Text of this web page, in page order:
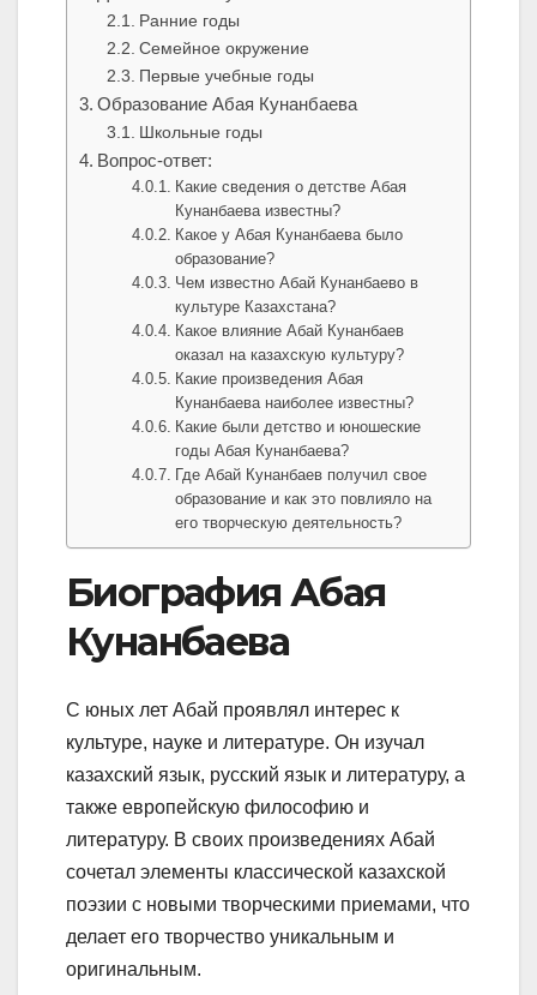
Ранние годы
Семейное окружение
Первые учебные годы
Образование Абая Кунанбаева
Школьные годы
Вопрос-ответ:
Какие сведения о детстве Абая
Кунанбаева известны?
Какое у Абая Кунанбаева было
образование?
Чем известно Абай Кунанбаево в
культуре Казахстана?
Какое влияние Абай Кунанбаев
оказал на казахскую культуру?
Какие произведения Абая
Кунанбаева наиболее известны?
Какие были детство и юношеские
годы Абая Кунанбаева?
Где Абай Кунанбаев получил свое
образование и как это повлияло на
его творческую деятельность?
Биография Абая
Кунанбаева
С юных лет Абай проявлял интерес к
культуре, науке и литературе. Он изучал
казахский язык, русский язык и литературу, а
также европейскую философию и
литературу. В своих произведениях Абай
сочетал элементы классической казахской
поэзии с новыми творческими приемами, что
делает его творчество уникальным и
оригинальным.